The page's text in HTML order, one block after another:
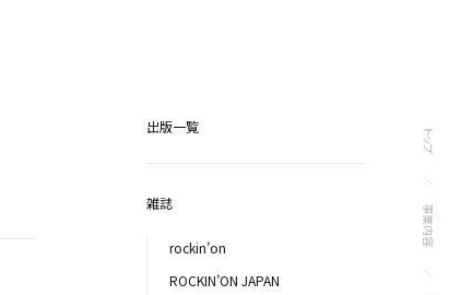
トップ
事業内容
出版一覧
雑誌
rockin’on
ROCKIN’ON JAPAN